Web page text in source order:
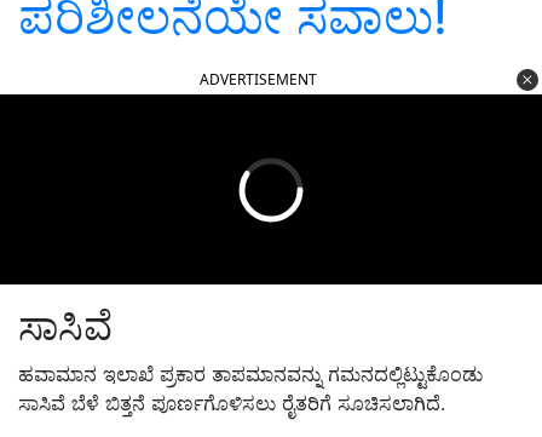
ಪರಿಶೀಲನೆಯೇ ಸವಾಲು!
ADVERTISEMENT
ಸಾಸಿವೆ
ಹವಾಮಾನ ಇಲಾಖೆ ಪ್ರಕಾರ ತಾಪಮಾನವನ್ನು ಗಮನದಲ್ಲಿಟ್ಟುಕೊಂಡು
ಸಾಸಿವೆ ಬೆಳೆ ಬಿತ್ತನೆ ಪೂರ್ಣಗೊಳಿಸಲು ರೈತರಿಗೆ ಸೂಚಿಸಲಾಗಿದೆ.